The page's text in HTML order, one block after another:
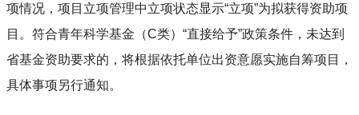
项情况，项目立项管理中立项状态显示“立项”为拟获得资助项
目。符合青年科学基金（C类）“直接给予”政策条件，未达到
省基金资助要求的，将根据依托单位出资意愿实施自筹项目，
具体事项另行通知。